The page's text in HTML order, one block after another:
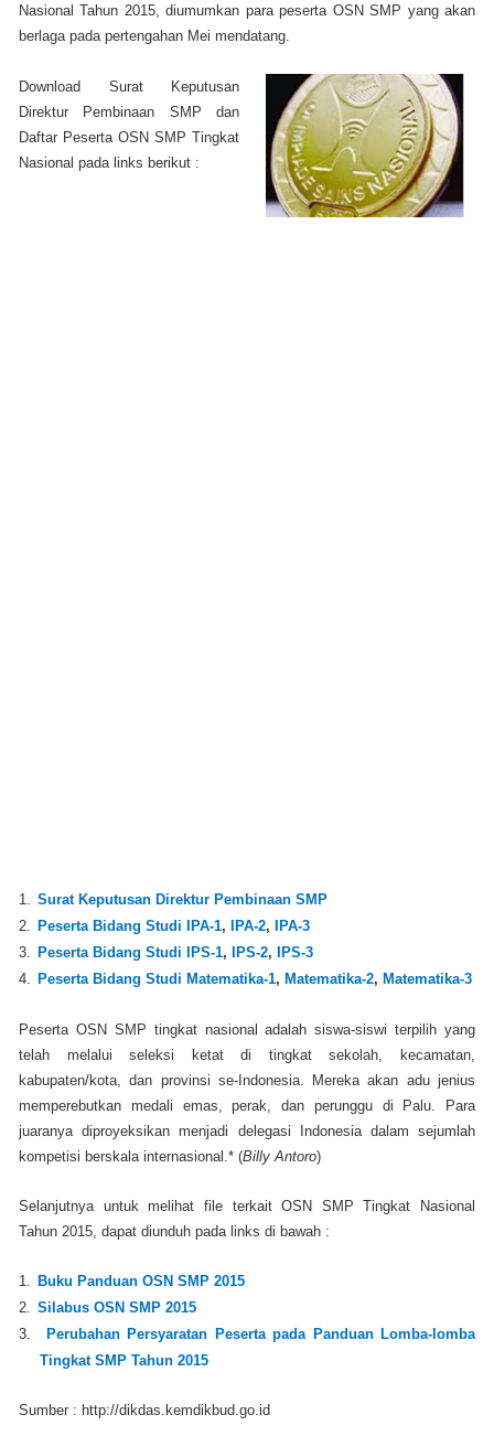
Nasional Tahun 2015, diumumkan para peserta OSN SMP yang akan
berlaga pada pertengahan Mei mendatang.
Download Surat Keputusan
Direktur Pembinaan SMP dan
Daftar Peserta OSN SMP Tingkat
Nasional pada links berikut :
1.
Surat Keputusan Direktur Pembinaan SMP
2.
Peserta Bidang Studi IPA-1, IPA-2, IPA-3
3.
Peserta Bidang Studi IPS-1, IPS-2, IPS-3
4.
Peserta Bidang Studi Matematika-1, Matematika-2, Matematika-3
Peserta OSN SMP tingkat nasional adalah siswa-siswi terpilih yang
telah melalui seleksi ketat di tingkat sekolah, kecamatan,
kabupaten/kota, dan provinsi se-Indonesia. Mereka akan adu jenius
memperebutkan medali emas, perak, dan perunggu di Palu. Para
juaranya diproyeksikan menjadi delegasi Indonesia dalam sejumlah
kompetisi berskala internasional.* (Billy Antoro)
Selanjutnya untuk melihat file terkait OSN SMP Tingkat Nasional
Tahun 2015, dapat diunduh pada links di bawah :
1.
Buku Panduan OSN SMP 2015
2.
Silabus OSN SMP 2015
3.
Perubahan Persyaratan Peserta pada Panduan Lomba-lomba
Tingkat SMP Tahun 2015
Sumber : http://dikdas.kemdikbud.go.id